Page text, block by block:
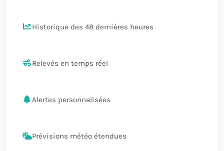
Historique des 48 dernières heures
Relevés en temps réel
Alertes personnalisées
Prévisions météo étendues